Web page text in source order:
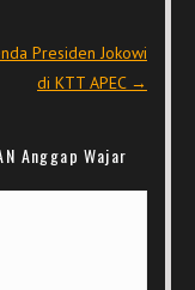
Presiden Jokowi
di KTT APEC →
Anggap Wajar